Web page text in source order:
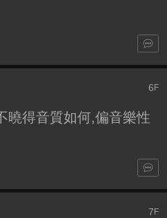
6F
曉得音質如何,偏音樂性
7F